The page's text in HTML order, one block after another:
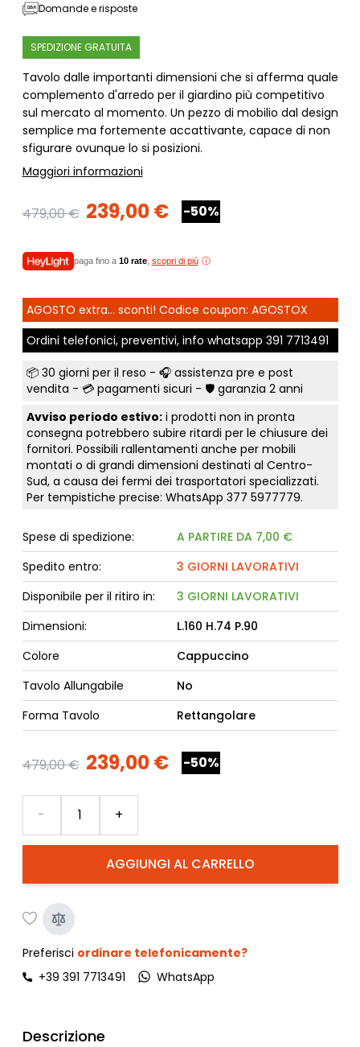
Domande e risposte
SPEDIZIONE GRATUITA
Tavolo dalle importanti dimensioni che si afferma quale
complemento d'arredo per il giardino più competitivo
sul mercato al momento. Un pezzo di mobilio dal design
semplice ma fortemente accattivante, capace di non
sfigurare ovunque lo si posizioni.
Maggiori informazioni
479,00 € 239,00 € -50%
paga fino a 10 rate, scopri di più
AGOSTO extra... sconti! Codice coupon: AGOSTOX
Ordini telefonici, preventivi, info whatsapp 391 7713491
📦 30 giorni per il reso - 🎧 assistenza pre e post
vendita - 💳 pagamenti sicuri - 🛡️ garanzia 2 anni
Avviso periodo estivo:i prodotti non in pronta
consegna potrebbero subire ritardi per le chiusure dei
fornitori. Possibili rallentamenti anche per mobili
montati o di grandi dimensioni destinati al Centro-
Sud, a causa dei fermi dei trasportatori specializzati.
Per tempistiche precise: WhatsApp 377 5977779.
Spese di spedizione:
A PARTIRE DA 7,00 €
Spedito entro:
3 GIORNI LAVORATIVI
Disponibile per il ritiro in:
3 GIORNI LAVORATIVI
Dimensioni:
L.160 H.74 P.90
Colore
Cappuccino
Tavolo Allungabile
No
Forma Tavolo
Rettangolare
479,00 € 239,00 € -50%
AGGIUNGI AL CARRELLO
- +
Preferisci ordinare telefonicamente?
+39 391 7713491
WhatsApp
Descrizione